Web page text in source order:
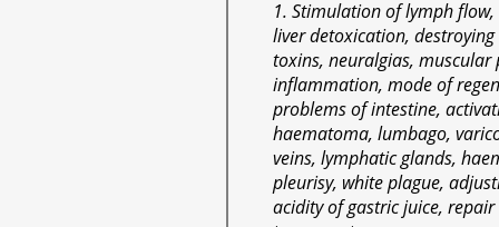
1. Stimulation of lymph
liver detoxication, destroying
toxins, neuralgias, muscular
inflammation, mode of
problems of intestine,
haematoma, lumbago,
veins, lymphatic glands,
pleurisy, white plague,
acidity of gastric juice, repair